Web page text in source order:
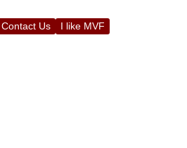
Contact Us I like MVF